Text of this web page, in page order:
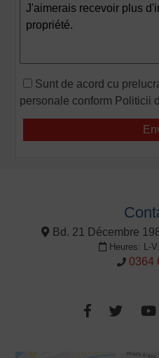
Sunt de acord cu
personale conform Politicii
Bd. 21 Décembre
Heures: L-
0364